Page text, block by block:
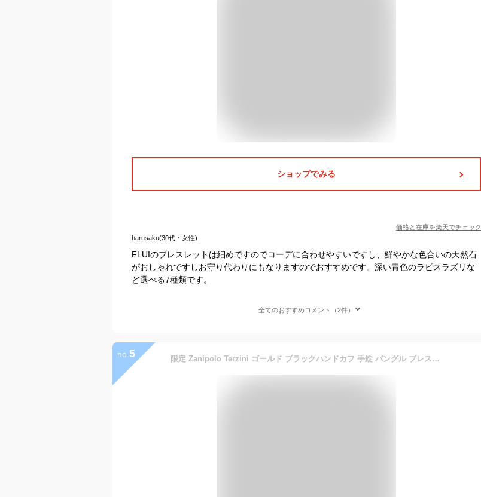
ショップでみる
価格と在庫を楽天でチェック
harusaku(30代・女性)
FLUIのブレスレットは細めですのでコーデに合わせやすいですし、鮮やかな色合いの天然石
がおしゃれですしお守り代わりにもなりますのでおすすめです。深い青色のラピスラズリな
ど選べる7種類です。
全てのおすすめコメント（2件）
no. 5 限定 Zanipolo Terzini ゴールド ブラックハンドカフ 手錠 バングル ブレスレット メンズ 男性 金 ザニポロタルツィーニ 金属アレルギー アレルギーフリー ステンレスブレスレット ステンレスバングル プレゼント 人気 おしゃれ ブランド